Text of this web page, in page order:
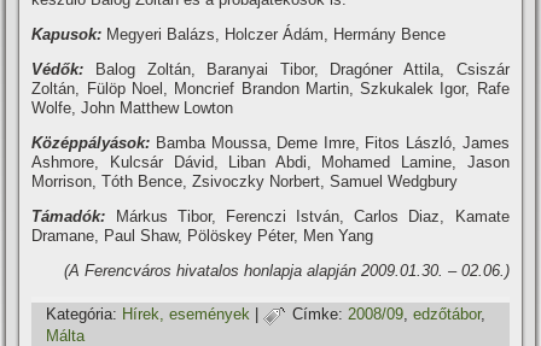
Kapusok: Megyeri Balázs, Holczer Ádám, Hermány Bence
Védők: Balog Zoltán, Baranyai Tibor, Dragóner Attila, Csiszár
Zoltán, Fülöp Noel, Moncrief Brandon Martin, Szkukalek Igor, Rafe
Wolfe, John Matthew Lowton
Középpályások: Bamba Moussa, Deme Imre, Fitos László, James
Ashmore, Kulcsár Dávid, Liban Abdi, Mohamed Lamine, Jason
Morrison, Tóth Bence, Zsivoczky Norbert, Samuel Wedgbury
Támadók:
Márkus Tibor, Ferenczi István, Carlos Diaz, Kamate
Dramane, Paul Shaw, Pölöskey Péter, Men Yang
(A Ferencváros hivatalos honlapja alapján 2009.01.30. – 02.06.)
Kategória: Hí­rek, események | Címke: 2008/09,edzőtábor,
Málta